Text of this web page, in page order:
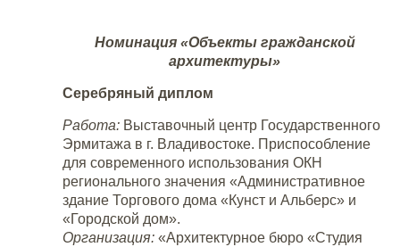
Номинация «Объекты гражданской
архитектуры»
Серебряный диплом
Работа: Выставочный центр Государственного
Эрмитажа в г. Владивостоке. Приспособление
для современного использования ОКН
регионального значения «Административное
здание Торгового дома «Кунст и Альберс» и
«Городской дом».
Организация: «Архитектурное бюро «Студия